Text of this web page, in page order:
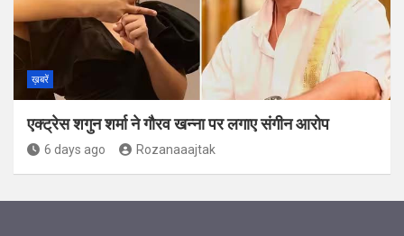
ख़बरें
एक्ट्रेस शगुन शर्मा ने गौरव खन्ना पर लगाए संगीन आरोप
6 days ago Rozanaaajtak